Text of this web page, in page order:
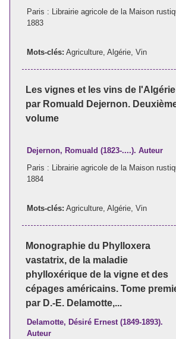
Paris : Librairie agricole de la Maison
1883
Mots-clés: Agriculture Algérie Vin
Les vignes et les vins de
par Romuald Dejernon.
volume
Dejernon, Romuald (1823-....). Auteur
Paris : Librairie agricole de la Maison
1884
Mots-clés: Agriculture Algérie Vin
Monographie du Phylloxera
vastatrix, de la maladie
phylloxérique de la vigne et des
cépages américains. Tome
par D.-E. Delamotte,...
Delamotte, Désiré Ernest (1849-1893).
Auteur